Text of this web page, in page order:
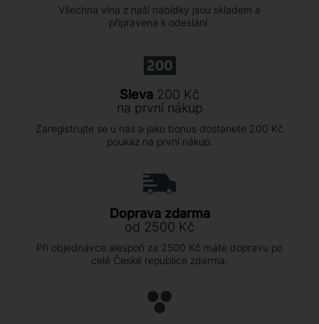
Všechna vína z naší nabídky jsou skladem a
připravena k odeslání.
Sleva 200 Kč
na první nákup
Zaregistrujte se u nás a jako bonus dostanete 200 Kč
poukaz na první nákup.
Doprava zdarma
od 2500 Kč
Při objednávce alespoň za 2500 Kč máte dopravu po
celé České republice zdarma.